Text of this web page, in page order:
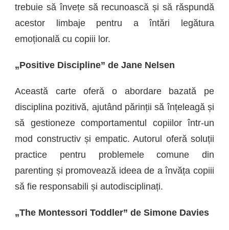
trebuie să învețe să recunoască și să răspundă
acestor limbaje pentru a întări legătura
emoțională cu copiii lor.
„Positive Discipline” de Jane Nelsen
Această carte oferă o abordare bazată pe
disciplina pozitivă, ajutând părinții să înțeleagă și
să gestioneze comportamentul copiilor într-un
mod constructiv și empatic. Autorul oferă soluții
practice pentru problemele comune din
parenting și promovează ideea de a învăța copiii
să fie responsabili și autodisciplinați.
„The Montessori Toddler” de Simone Davies